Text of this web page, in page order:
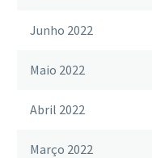
Junho 2022
Maio 2022
Abril 2022
Março 2022